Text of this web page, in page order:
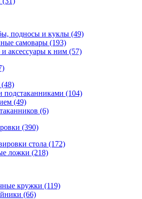
подносы и куклы (49)
самовары (193)
аксессуары к ним (57)
(104)
(49)
(6)
(390)
стола (172)
ложки (218)
кружки (119)
(66)